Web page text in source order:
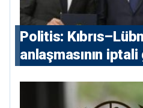
Politis:
anlaşmasının